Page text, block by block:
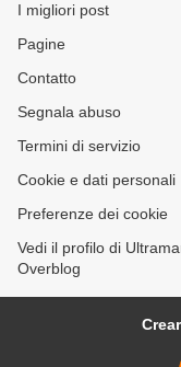
I migliori post
Pagine
Contatto
Segnala abuso
Termini di servizio
Cookie e dati personali
Preferenze dei cookie
Vedi il profilo di
Overblog